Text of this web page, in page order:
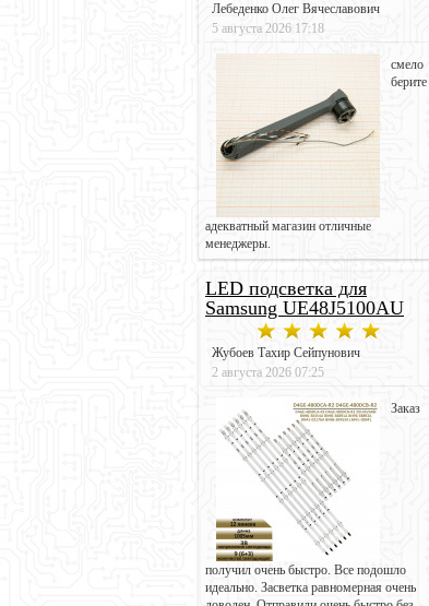
Лебеденко Олег Вячеславович
5 августа 2026 17:18
смело
берите
адекватный магазин отличные
менеджеры.
LED подсветка для
Samsung UE48J5100AU
Жубоев Тахир Сейпунович
2 августа 2026 07:25
Заказ
получил очень быстро. Все подошло
идеально. Засветка равномерная очень